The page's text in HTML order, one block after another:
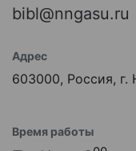
bibl@nngasu.ru
Адрес
603000, Россия, г.
Время работы